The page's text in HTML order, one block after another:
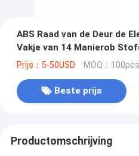
ABS Raad van de Deur de
Vakje van 14 Manierob
Prijs：5-50USD MOQ：100pcs
Beste prijs
Productomschrijving